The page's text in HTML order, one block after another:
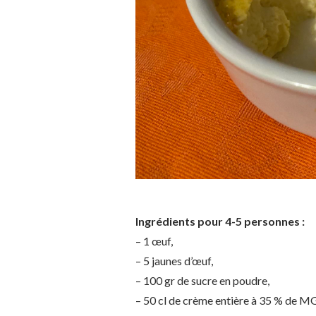
Ingrédients pour 4-5 personnes :
– 1 œuf,
– 5 jaunes d’œuf,
– 100 gr de sucre en poudre,
– 50 cl de crème entière à 35 % de